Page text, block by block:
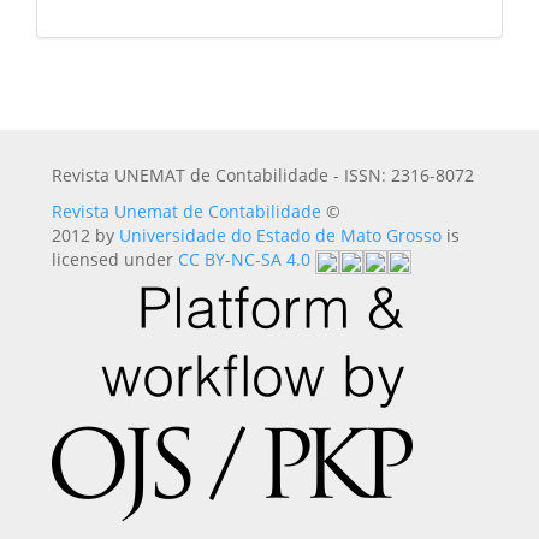
Revista UNEMAT de Contabilidade - ISSN: 2316-8072
Revista Unemat de Contabilidade ©
2012 by Universidade do Estado de Mato Grosso is
licensed under CC BY-NC-SA 4.0